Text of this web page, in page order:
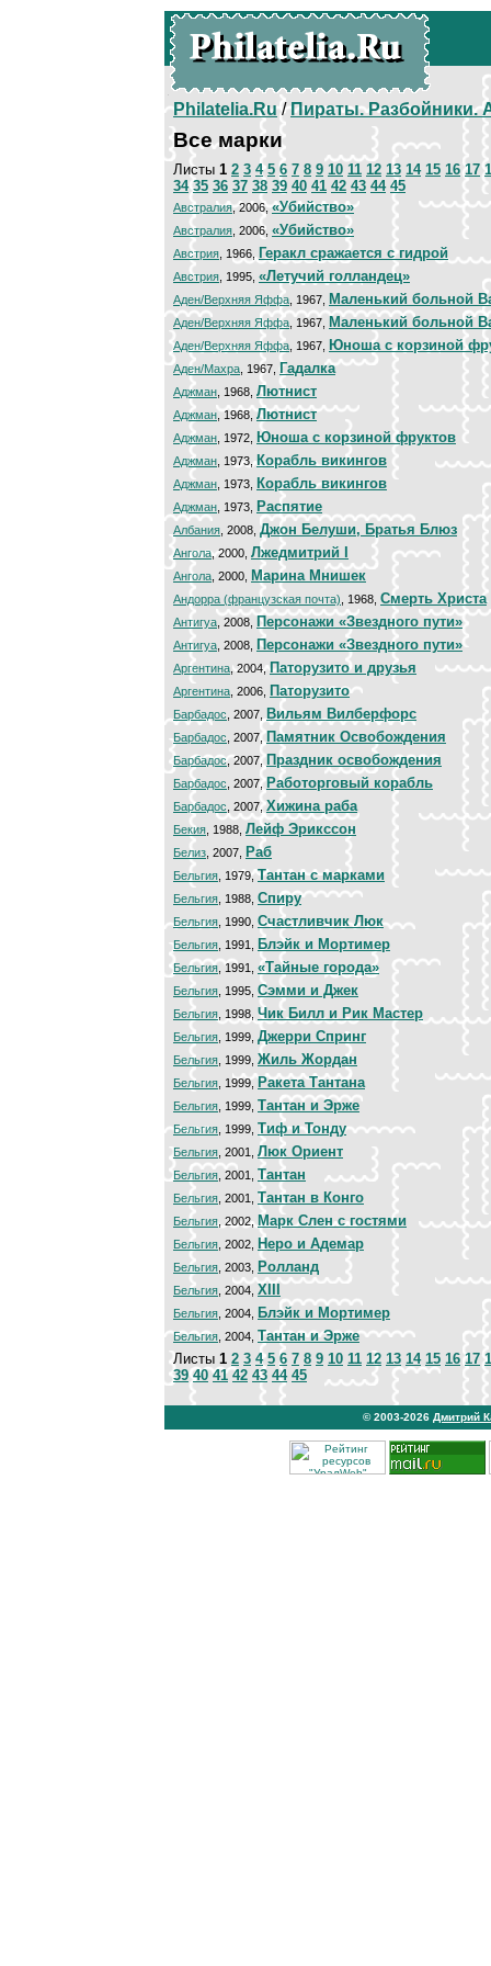
Philatelia.Ru/Пираты. Разбойники.
Все марки
Листы 1 2 3 4 5 6 7 8 9 10 11 12 13 14 15 16 17
34 35 36 37 38 39 40 41 42 43 44 45
Австралия, 2006,«Убийство»
Австралия , 2006, «Убийство»
Австрия , 1966, Геракл сражается с гидрой
Австрия , 1995, «Летучий голландец»
Аден/Верхняя Яффа , 1967, Маленький больной
Аден/Верхняя Яффа , 1967, Маленький больной
Аден/Верхняя Яффа , 1967, Юноша с корзиной
Аден/Махра , 1967, Гадалка
Аджман , 1968, Лютнист
Аджман, 1968,Лютнист
Аджман , 1972, Юноша с корзиной фруктов
Аджман , 1973,Корабль викингов
Аджман , 1973, Корабль викингов
Аджман , 1973, Распятие
Албания , 2008, Джон Белуши, Братья Блюз
Ангола, 2000, Лжедмитрий I
Ангола , 2000, Марина Мнишек
Андорра (французская почта) , 1968, Смерть Христа
Антигуа , 2008, Персонажи «Звездного пути»
Антигуа , 2008, Персонажи «Звездного пути»
Аргентина, 2004,Паторузито и друзья
Аргентина , 2006, Паторузито
Барбадос , 2007, Вильям Вилберфорс
Барбадос , 2007, Памятник Освобождения
Барбадос, 2007,Праздник освобождения
Барбадос , 2007,Работорговый корабль
Барбадос , 2007,Хижина раба
Бекия , 1988, Лейф Эрикссон
Белиз , 2007, Раб
Бельгия , 1979,Тантан с марками
Бельгия , 1988, Спиру
Бельгия , 1990, Счастливчик Люк
Бельгия , 1991, Блэйк и Мортимер
Бельгия , 1991, «Тайные города»
Бельгия , 1995, Сэмми и Джек
Бельгия , 1998, Чик Билл и Рик Мастер
Бельгия , 1999, Джерри Спринг
Бельгия , 1999, Жиль Жордан
Бельгия , 1999, Ракета Тантана
Бельгия , 1999, Тантан и Эрже
Бельгия , 1999, Тиф и Тонду
Бельгия , 2001, Люк Ориент
Бельгия , 2001, Тантан
Бельгия , 2001, Тантан в Конго
Бельгия , 2002, Марк Слен с гостями
Бельгия , 2002, Неро и Адемар
Бельгия , 2003, Ролланд
Бельгия , 2004, XIII
Бельгия , 2004, Блэйк и Мортимер
Бельгия , 2004, Тантан и Эрже
Листы 1 2 3 4 5 6 7 8 9 10 11 12 13 14 15 16 17
39 40 41 42 43 44 45
© 2003-2026 Дмитрий